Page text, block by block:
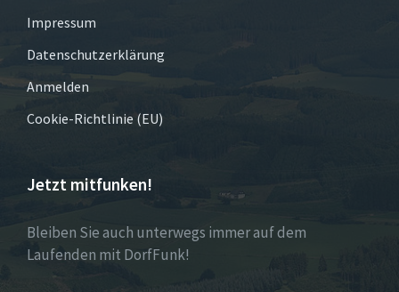
Impressum
Datenschutzerklärung
Anmelden
Cookie-Richtlinie (EU)
Jetzt mitfunken!
Bleiben Sie auch unterwegs immer auf dem
Laufenden mit DorfFunk!